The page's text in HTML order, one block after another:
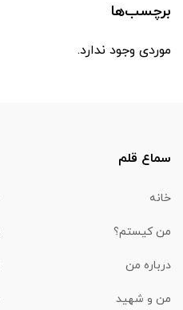
برچسب‌ها
موردی وجود ندارد.
سماع قلم
خانه
من کیستم؟
درباره من
من و شهید